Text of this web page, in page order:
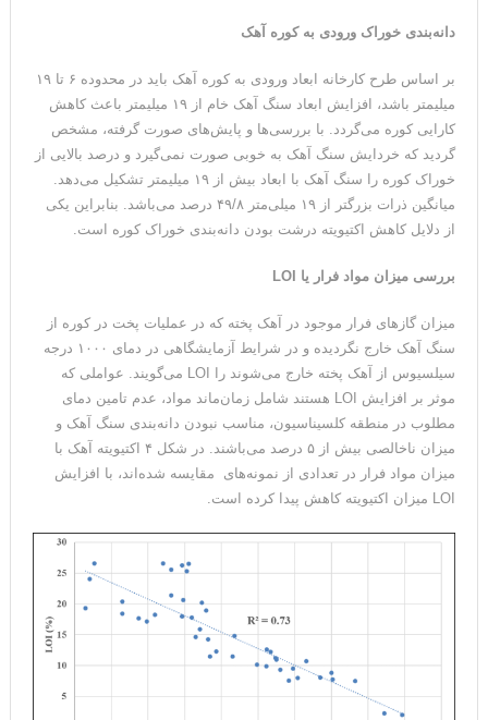
دانه‌بندی خوراک ورودی به کوره آهک
بر اساس طرح کارخانه ابعاد ورودی به کوره آهک باید در محدوده ۶ تا ۱۹
میلیمتر باشد، افزایش ابعاد سنگ آهک خام از ۱۹ میلیمتر باعث کاهش
کارایی کوره می‌گردد. با بررسی‌ها و پایش‌های صورت گرفته، مشخص
گردید که خردایش سنگ آهک به خوبی صورت نمی‌گیرد و درصد بالایی از
خوراک کوره را سنگ آهک با ابعاد بیش از ۱۹ میلیمتر تشکیل می‌دهد.
میانگین ذرات بزرگتر از ۱۹ میلی‌متر ۴۹/۸ درصد می‌باشد. بنابراین یکی
از دلایل کاهش اکتیویته درشت بودن دانه‌بندی خوراک کوره است.
بررسی میزان مواد فرار یا LOI
میزان گازهای فرار موجود در آهک پخته که در عملیات پخت در کوره از
سنگ آهک خارج نگردیده و در شرایط آزمایشگاهی در دمای ۱۰۰۰ درجه
سیلسیوس از آهک پخته خارج می‌شوند را LOI می‌گویند. عواملی که
موثر بر افزایش LOI هستند شامل زمان‌ماند مواد، عدم تامین دمای
مطلوب در منطقه کلسیناسیون، مناسب نبودن دانه‌بندی سنگ آهک و
میزان ناخالصی بیش از ۵ درصد می‌باشند. در شکل ۴ اکتیویته آهک با
میزان مواد فرار در تعدادی از نمونه‌های مقایسه شده‌اند، با افزایش
LOI میزان اکتیویته کاهش پیدا کرده است.